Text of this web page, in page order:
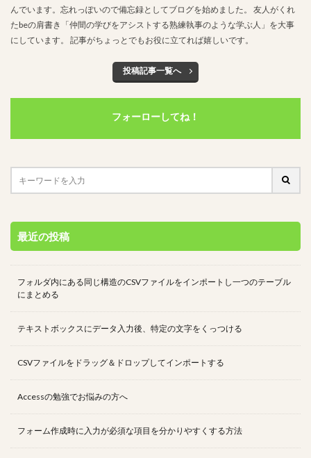
んでいます。忘れっぽいので備忘録としてブログを始めました。 友人がくれ
たbeの肩書き「仲間の学びをアシストする熟練執事のような学ぶ人」を大事
にしています。 記事がちょっとでもお役に立てれば嬉しいです。
投稿記事一覧へ
フォーローしてね！
最近の投稿
フォルダ内にある同じ構造のCSVファイルをインポートし一つのテーブル
にまとめる
テキストボックスにデータ入力後、特定の文字をくっつける
CSVファイルをドラッグ＆ドロップしてインポートする
Accessの勉強でお悩みの方へ
フォーム作成時に入力が必須な項目を分かりやすくする方法